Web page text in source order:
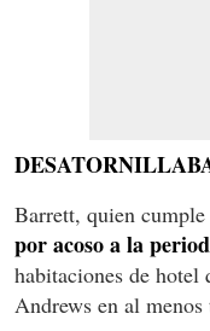
Barrett, quien cumple
por acoso a la
habitaciones de hotel
Andrews en al